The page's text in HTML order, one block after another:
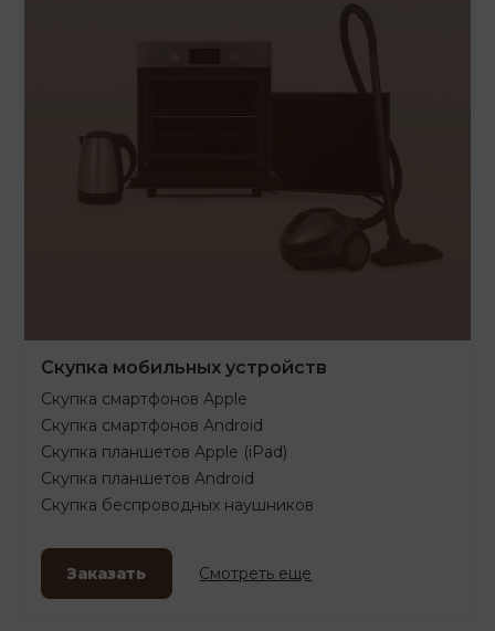
Скупка мобильных устройств
Скупка смартфонов Apple
Скупка смартфонов Android
Скупка планшетов Apple (iPad)
Скупка планшетов Android
Скупка беспроводных наушников
Заказать Смотреть еще